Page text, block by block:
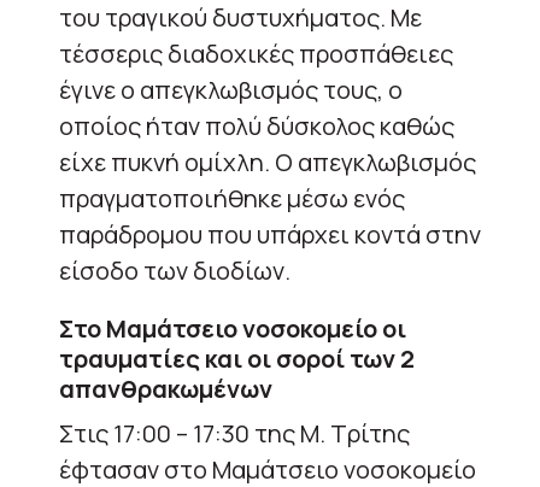
του τραγικού δυστυχήματος. Με
τέσσερις διαδοχικές προσπάθειες
έγινε ο απεγκλωβισμός τους, ο
οποίος ήταν πολύ δύσκολος καθώς
είχε πυκνή ομίχλη. Ο απεγκλωβισμός
πραγματοποιήθηκε μέσω ενός
παράδρομου που υπάρχει κοντά στην
είσοδο των διοδίων.
Στο Μαμάτσειο νοσοκομείο οι
τραυματίες και οι σοροί των 2
απανθρακωμένων
Στις 17:00 – 17:30 της Μ. Τρίτης
έφτασαν στο Μαμάτσειο νοσοκομείο